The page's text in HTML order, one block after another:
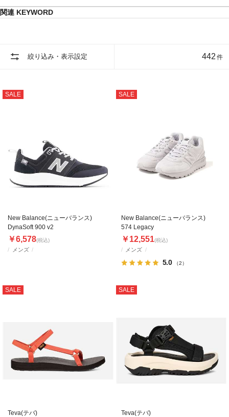
関連 KEYWORD
絞り込み・表示設定 442 件
SALE
メンズ
New Balance(ニューバランス)
DynaSoft 900 v2
￥6,578(税込)
SALE
メンズ
5.0 （2）
New Balance(ニューバランス)
574 Legacy
￥12,551(税込)
SALE
Teva(テバ)
SALE
Teva(テバ)